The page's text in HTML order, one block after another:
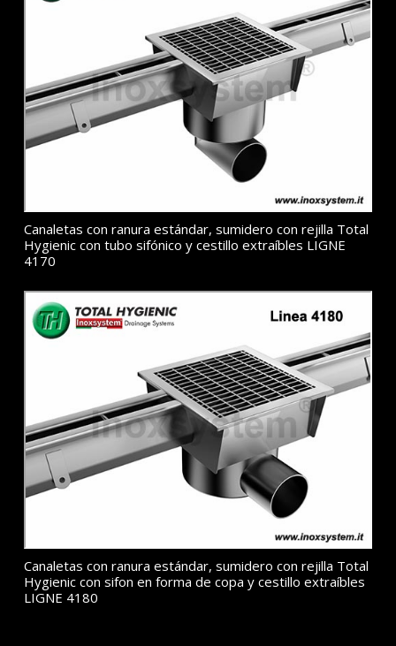
Canaletas con ranura estándar, sumidero con rejilla Total
Hygienic con tubo sifónico y cestillo extraíbles LIGNE
4170
Canaletas con ranura estándar, sumidero con rejilla Total
Hygienic con sifon en forma de copa y cestillo extraíbles
LIGNE 4180